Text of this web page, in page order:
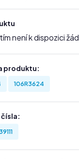
není k dispozici
produktu:
106R3624
čísla: